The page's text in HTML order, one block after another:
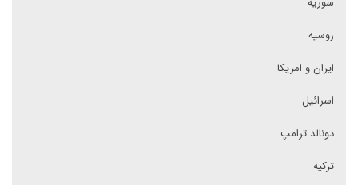
روسیه
ایران و امریکا
اسرائیل
دونالد ترامپ
ترکیه